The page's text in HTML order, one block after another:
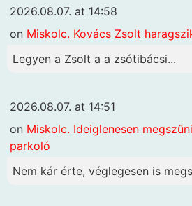
2026.08.07. at 14:58
on Miskolc. Kovács Zsolt
Legyen a Zsolt a a zsótibácsi...
2026.08.07. at 14:51
on Miskolc. Ideiglenesen
parkoló
Nem kár érte, véglegesen is